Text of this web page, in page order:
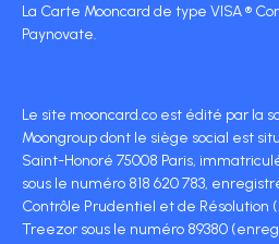
La Carte Mooncard de type VISA ®
Paynovate.
Le site mooncard.co est édité par la
Moongroup dont le siège social est
Saint-Honoré 75008 Paris,
sous le numéro 818 620 783,
Contrôle Prudentiel et de Résolution
Treezor sous le numéro 89380